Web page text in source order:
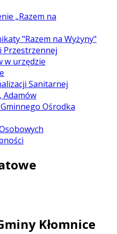
„Razem na
"Razem na Wyżyny"
Przestrzennej
w urzędzie
Sanitarnej
Adamów
Ośrodka
Kłomnice